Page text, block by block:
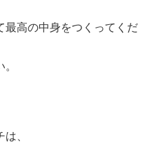
最高の中身をつくってくだ
、